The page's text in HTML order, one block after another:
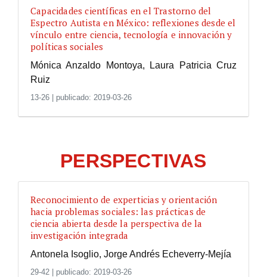
Capacidades científicas en el Trastorno del
Espectro Autista en México: reflexiones desde el
vínculo entre ciencia, tecnología e innovación y
políticas sociales
Mónica Anzaldo Montoya, Laura Patricia Cruz
Ruiz
13-26 publicado: 2019-03-26
PERSPECTIVAS
Reconocimiento de experticias y orientación
hacia problemas sociales: las prácticas de
ciencia abierta desde la perspectiva de la
investigación integrada
Antonela Isoglio, Jorge Andrés Echeverry-Mejía
29-42 | publicado: 2019-03-26